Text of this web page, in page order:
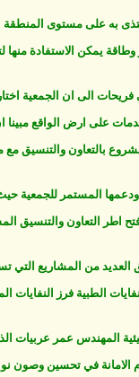
به على مستوى المنطقة
يمكن الاستفادة منها
الى ان الجمعية
على ارض الواقع
المستمر للجمعية
التعاون والتنسيق
من المشاريع التي
الطبية فرز النفايات
المهندس عمر عربيات
الامانة في تحسين وصون